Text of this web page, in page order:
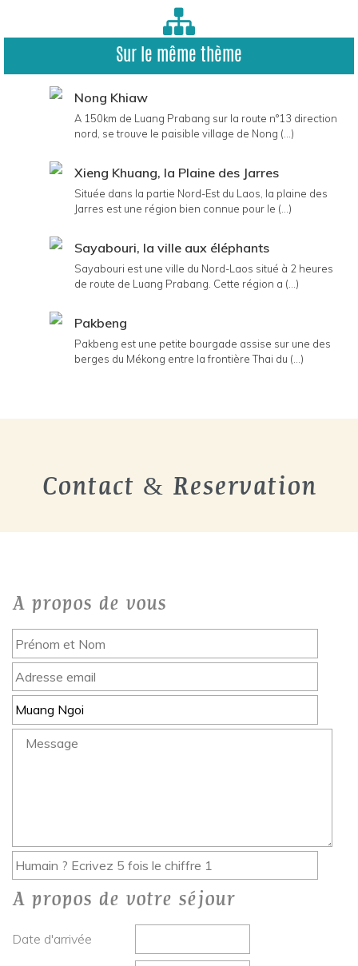
Sur le même thème
Nong Khiaw
A 150km de Luang Prabang sur la route n°13 direction
nord, se trouve le paisible village de Nong (...)
Xieng Khuang, la Plaine des Jarres
Située dans la partie Nord-Est du Laos, la plaine des
Jarres est une région bien connue pour le (...)
Sayabouri, la ville aux éléphants
Sayabouri est une ville du Nord-Laos situé à 2 heures
de route de Luang Prabang. Cette région a (...)
Pakbeng
Pakbeng est une petite bourgade assise sur une des
berges du Mékong entre la frontière Thai du (...)
Contact & Reservation
A propos de vous
A propos de votre séjour
Date d'arrivée